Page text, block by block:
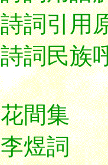
詩詞引用
詩詞民族
花間集
李煜詞